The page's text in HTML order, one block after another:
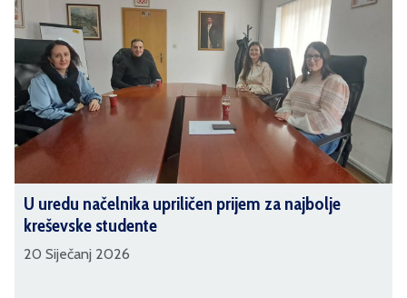
U uredu načelnika upriličen prijem za najbolje
kreševske studente
20 Siječanj 2026